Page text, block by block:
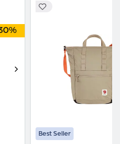
Best Seller